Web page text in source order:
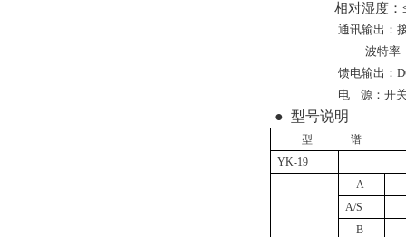
相对湿度：
通讯输出：
波特
馈电输出：
电
源：开
● 型号说明
型
谱
YK-19
A
A/S
B